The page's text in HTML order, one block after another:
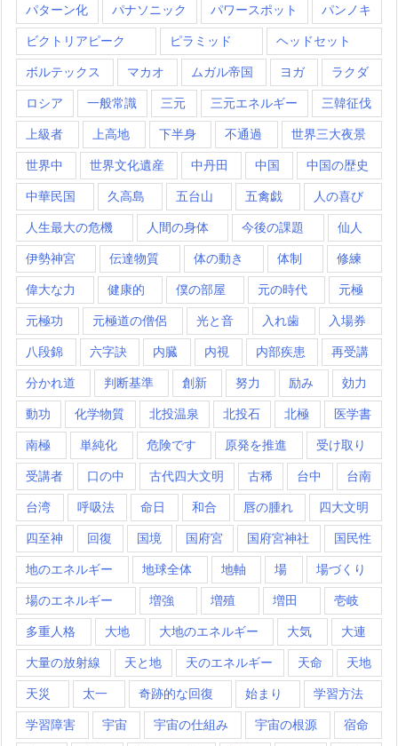
パターン化 パナソニック パワースポット パンノキ
ビクトリアピーク ピラミッド ヘッドセット
ボルテックス マカオ ムガル帝国 ヨガ ラクダ
ロシア 一般常識 三元 三元エネルギー 三韓征伐
上級者 上高地 下半身 不通過 世界三大夜景
世界中 世界文化遺産 中丹田 中国 中国の歴史
中華民国 久高島 五台山 五禽戯 人の喜び
人生最大の危機 人間の身体 今後の課題 仙人
伊勢神宮 伝達物質 体の動き 体制 修練
偉大な力 健康的 僕の部屋 元の時代 元極
元極功 元極道の僧侶 光と音 入れ歯 入場券
八段錦 六字訣 内臓 内視 内部疾患 再受講
分かれ道 判断基準 創新 努力 励み 効力
動功 化学物質 北投温泉 北投石 北極 医学書
南極 単純化 危険です 原発を推進 受け取り
受講者 口の中 古代四大文明 古稀 台中 台南
台湾 呼吸法 命日 和合 唇の腫れ 四大文明
四至神 回復 国境 国府宮 国府宮神社 国民性
地のエネルギー 地球全体 地軸 場 場づくり
場のエネルギー 増強 増殖 増田 壱岐
多重人格 大地 大地のエネルギー 大気 大連
大量の放射線 天と地 天のエネルギー 天命 天地
天災 太一 奇跡的な回復 始まり 学習方法
学習障害 宇宙 宇宙の仕組み 宇宙の根源 宿命